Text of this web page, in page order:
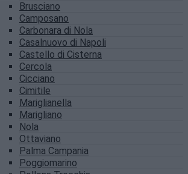
Brusciano
Camposano
Carbonara di Nola
Casalnuovo di Napoli
Castello di Cisterna
Cercola
Cicciano
Cimitile
Mariglianella
Marigliano
Nola
Ottaviano
Palma Campania
Poggiomarino